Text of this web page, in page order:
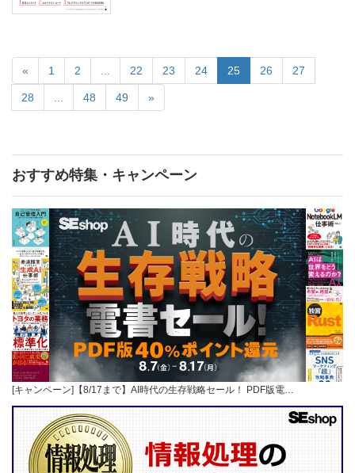
« 1 2 22 23 24 25 26 27
28 48 49 »
おすすめ特集・キャンペーン
[キャンペーン]【8/17まで】AI時代の生存戦略セール！ PDF版電…